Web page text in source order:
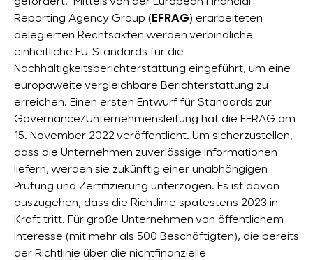
Reporting Agency Group ( EFRAG) erarbeiteten
delegierten Rechtsakten werden verbindliche
einheitliche EU-Standards für die
Nachhaltigkeitsberichterstattung eingeführt, um eine
europaweite vergleichbare Berichterstattung zu
erreichen. Einen ersten Entwurf für Standards zur
Governance/Unternehmensleitung hat die EFRAG am
15. November 2022 veröffentlicht. Um sicherzustellen,
dass die Unternehmen zuverlässige Informationen
liefern, werden sie zukünftig einer unabhängigen
Prüfung und Zertifizierung unterzogen. Es ist davon
auszugehen, dass die Richtlinie spätestens 2023 in
Kraft tritt. Für große Unternehmen von öffentlichem
Interesse (mit mehr als 500 Beschäftigten), die bereits
der Richtlinie über die nichtfinanzielle